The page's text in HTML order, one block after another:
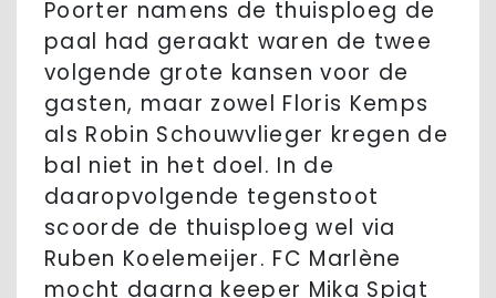
Poorter namens de thuisploeg de
paal had geraakt waren de twee
volgende grote kansen voor de
gasten, maar zowel Floris Kemps
als Robin Schouwvlieger kregen de
bal niet in het doel. In de
daaropvolgende tegenstoot
scoorde de thuisploeg wel via
Ruben Koelemeijer. FC Marlène
mocht daarna keeper Mika Spigt